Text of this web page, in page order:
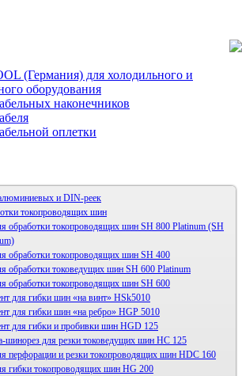
(Германия) для холодильного и
оборудования
наконечников
оплетки
и DIN-реек
токопроводящих шин
обработки токопроводящих шин SH 800 Platinum (SH
обработки токопроводящих шин SH 400
обработки токоведущих шин SH 600 Platinum
обработки токопроводящих шин SH 600
для гибки шин «на винт» HSk5010
для гибки шин «на ребро» HGP 5010
для гибки и пробивки шин HGD 125
шинорез для резки токоведущих шин HС 125
перфорации и резки токопроводящих шин HDС 160
гибки токопроводящих шин HG 200